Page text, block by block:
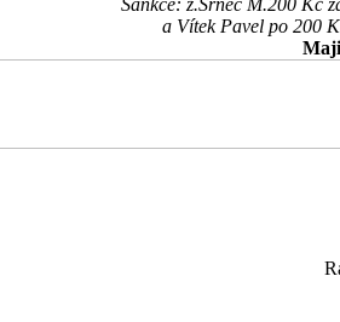
Sankce: ž.Srnec M.200 Kč
a Vítek Pavel po 200